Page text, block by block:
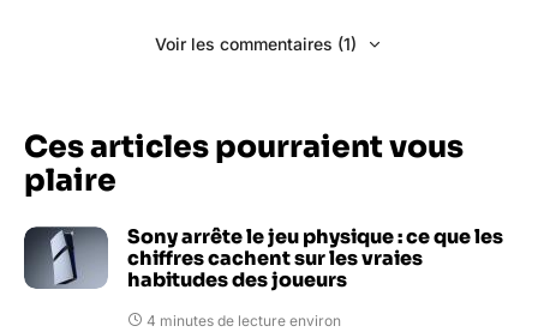
Voir les commentaires (1)
Ces articles pourraient vous
plaire
Sony arrête le jeu physique : ce que les
chiffres cachent sur les vraies
habitudes des joueurs
4 minutes de lecture environ